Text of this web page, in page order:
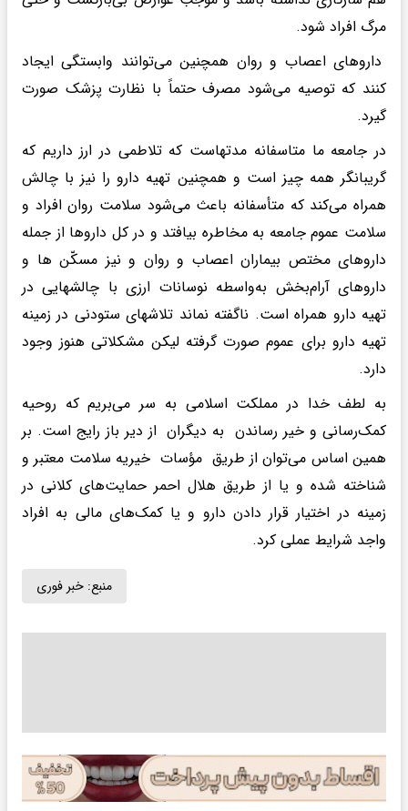
مرگ افراد شود.
داروهای اعصاب و روان همچنین می‌توانند وابستگی ایجاد
کنند که توصیه می‌شود مصرف حتماً با نظارت پزشک صورت
گیرد.
در جامعه ما متاسفانه مدتهاست که تلاطمی‌ در ارز داریم که
گریبانگر همه چیز است و همچنین تهیه دارو را نیز با چالش
همراه می‌کند که متأسفانه باعث می‌شود سلامت روان افراد و
سلامت عموم جامعه به مخاطره بیافتد و در کل داروها از جمله
داروهای مختص بیماران اعصاب و روان و نیز مسکّن ها و
داروهای آرام‌بخش به‌واسطه نوسانات ارزی با چالشهایی در
تهیه دارو همراه است. ناگفته نماند تلاشهای ستودنی در زمینه
تهیه دارو برای عموم صورت گرفته لیکن مشکلاتی هنوز وجود
دارد.
به لطف خدا در مملکت اسلامی ‌به سر می‌بریم که روحیه
کمک‌رسانی و خیر رساندن به دیگران از دیر باز رایج است. بر
همین اساس می‌توان از طریق مؤسات خیریه سلامت معتبر و
شناخته شده و یا از طریق هلال احمر حمایت‌های کلانی در
زمینه در اختیار قرار دادن دارو و یا کمک‌های مالی به افراد
واجد شرایط عملی کرد.
منبع: خبر فوری